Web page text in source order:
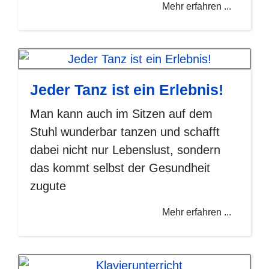
Mehr erfahren ...
Jeder Tanz ist ein Erlebnis!
Man kann auch im Sitzen auf dem
Stuhl wunderbar tanzen und schafft
dabei nicht nur Lebenslust, sondern
das kommt selbst der Gesundheit
zugute
Mehr erfahren ...